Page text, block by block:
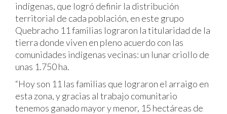
indígenas, que logró definir la distribución
territorial de cada población, en este grupo
Quebracho 11 familias lograron la titularidad de la
tierra donde viven en pleno acuerdo con las
comunidades indígenas vecinas: un lunar criollo de
unas 1.750 ha.
“Hoy son 11 las familias que lograron el arraigo en
esta zona, y gracias al trabajo comunitario
tenemos ganado mayor y menor, 15 hectáreas de